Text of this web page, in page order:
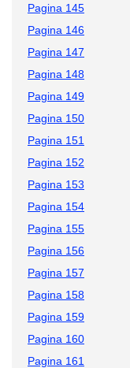
Pagina 145
Pagina 146
Pagina 147
Pagina 148
Pagina 149
Pagina 150
Pagina 151
Pagina 152
Pagina 153
Pagina 154
Pagina 155
Pagina 156
Pagina 157
Pagina 158
Pagina 159
Pagina 160
Pagina 161